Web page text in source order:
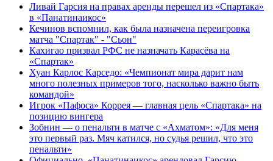
Ливай Гарсия на правах аренды перешел из «Спартака»
в «Панатинаикос»
Кечинов вспомнил, как была назначена переигровка
матча "Спартак" - "Сьон"
Кахигао призвал РФС не назначать Карасёва на
«Спартак»
Хуан Карлос Карседо: «Чемпионат мира дарит нам
много полезных примеров того, насколько важно быть
командой»
Игрок «Пафоса» Коррея — главная цель «Спартака» на
позицию вингера
Зобнин — о пенальти в матче с «Ахматом»: «Для меня
это первый раз. Мяч катился, но судья решил, что это
пенальти»